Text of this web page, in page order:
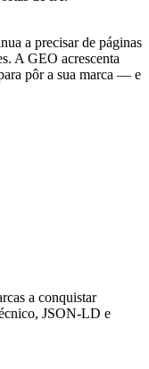
a precisar de páginas
A GEO acrescenta
pôr a sua marca — e
a conquistar
JSON-LD e